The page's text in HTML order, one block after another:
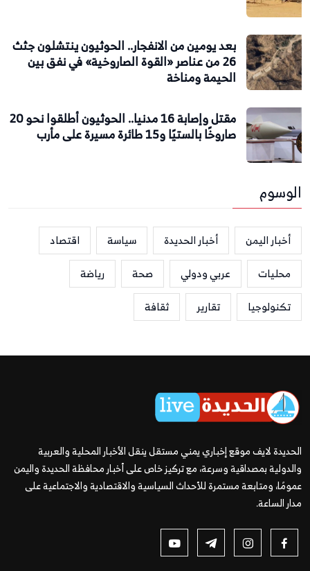
بعد يومين من الانفجار.. الحوثيون ينتشلون جثث
26 من عناصر «القوة الصاروخية» في نفق بين
الحيمة ومناخة
مقتل وإصابة 16 مدنيا.. الحوثيون أطلقوا نحو 20
صاروخًا بالستيًا و15 طائرة مسيرة على مأرب
أخبار اليمن أخبار الحديدة سياسة
اقتصاد
محليات
عربي ودولي صحة
رياضة
تكنولوجيا
تقارير ثقافة
لايف موقع إخباري يمني مستقل ينقل الأخبار المحلية والعربية
بمصداقية وسرعة، مع تركيز خاص على أخبار محافظة الحديدة واليمن
ومتابعة مستمرة للأحداث السياسية والاقتصادية والاجتماعية على
الساعة.